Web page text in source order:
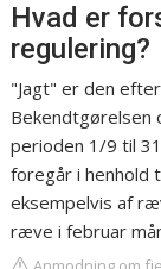
Hvad er
regulering?
"Jagt" er den
Bekendtgørelsen
perioden 1/9 til
foregår i henhold
eksempelvis af
ræve i februar